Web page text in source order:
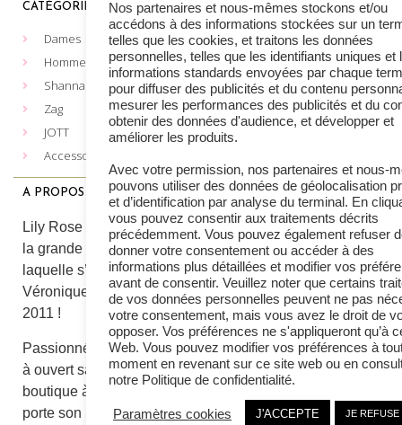
CATÉGORIES
Dames
Hommes
Shanna
Zag
JOTT
Accessoires
MENTIONS LÉGALES
Les cookies
Vie privée
Conditions de vente
Plateforme Européenne de
gestion des litiges du
commerce en ligne
A PROPOS
Lily Rose Boutique, c’est
la grande aventure dans
laquelle s’est lancée
Véronique Petit en avril
2011 !
Passionnée de bijoux, elle
à ouvert sa première
boutique à Heusy qui
porte son nom en
CONTACT
Lily Rose Heusy
087 64 64 80
Lily Rose Spa
087 45 08 34
Fashion 233 Rittweger
087 45 02 95
Par e-mail
Nos partenaires et nous-mêmes stockons et/ou
accédons à des informations stockées sur un
telles que les cookies, et traitons les données
personnelles, telles que les identifiants uniques et
informations standards envoyées par chaque
pour diffuser des publicités et du contenu
mesurer les performances des publicités et du
obtenir des données d'audience, et développer et
améliorer les produits.
Avec votre permission, nos partenaires et nous-
pouvons utiliser des données de géolocalisation
et d’identification par analyse du terminal. En
vous pouvez consentir aux traitements décrits
précédemment. Vous pouvez également refuser
donner votre consentement ou accéder à des
informations plus détaillées et modifier vos
avant de consentir. Veuillez noter que certains
de vos données personnelles peuvent ne pas
votre consentement, mais vous avez le droit de
opposer. Vos préférences ne s'appliqueront qu’à
Web. Vous pouvez modifier vos préférences à
moment en revenant sur ce site web ou en
notre Politique de confidentialité.
Paramètres cookies J'ACCEPTE JE REFUSE